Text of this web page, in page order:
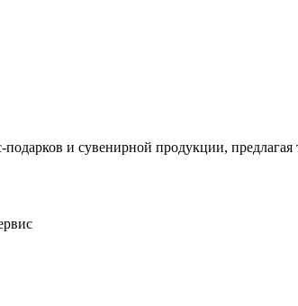
и сувенирной продукции,